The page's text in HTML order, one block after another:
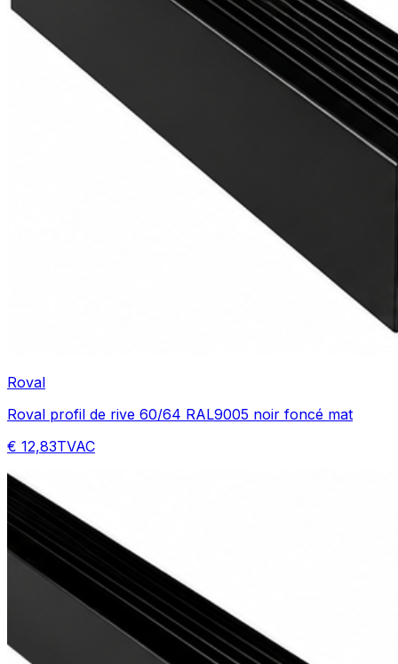
Roval
Roval profil de rive 60/64 RAL9005 noir foncé mat
€ 12,83TVAC